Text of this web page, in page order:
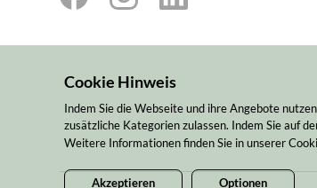
Cookie Hinweis
Indem Sie die Webseite und ihre Angebote
zusätzliche Kategorien zulassen. Indem Sie auf
Weitere Informationen finden Sie in unserer
Akzeptieren Optionen